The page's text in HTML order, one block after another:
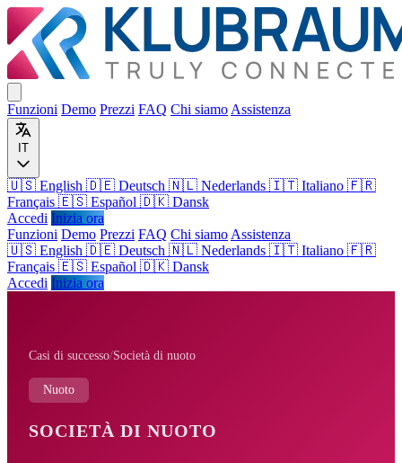
Funzioni Demo Prezzi FAQ Chi siamo Assistenza
IT
🇺🇸 English 🇩🇪 Deutsch 🇳🇱 Nederlands 🇮🇹 Italiano 🇫🇷
Français 🇪🇸 Español 🇩🇰 Dansk
Accedi Inizia ora
Funzioni Demo Prezzi FAQ Chi siamo Assistenza
🇺🇸 English 🇩🇪 Deutsch 🇳🇱 Nederlands 🇮🇹 Italiano 🇫🇷
Français 🇪🇸 Español 🇩🇰 Dansk
Accedi Inizia ora
Casi di successo/Società di nuoto
Nuoto
SOCIETÀ DI NUOTO